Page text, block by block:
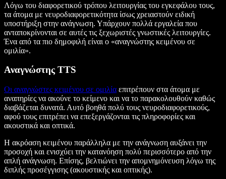
Λόγω του διαφορετικού τρόπου λειτουργίας του εγκεφάλου τους,
τα άτομα με νευροδιαφορετικότητα ίσως χρειαστούν ειδική
υποστήριξη στην ανάγνωση. Υπάρχουν πολλά εργαλεία που
ανταποκρίνονται σε αυτές τις ξεχωριστές γνωστικές λειτουργίες.
Ένα από τα πιο δημοφιλή είναι ο «αναγνώστης κειμένου σε
ομιλία».
Αναγνώστης TTS
Οι αναγνώστες κειμένου σε ομιλία επιτρέπουν στα άτομα με
αναπηρίες να ακούνε το κείμενο και να το παρακολουθούν καθώς
διαβάζεται δυνατά. Αυτό βοηθά πολύ τους νευροδιαφορετικούς,
αφού τους επιτρέπει να επεξεργάζονται τις πληροφορίες και
ακουστικά και οπτικά.
Η ακρόαση κειμένου παράλληλα με την ανάγνωση αυξάνει την
προσοχή και ενισχύει την κατανόηση πολύ περισσότερο από την
απλή ανάγνωση. Επίσης, βελτιώνει την απομνημόνευση λόγω της
διπλής προσέγγισης (ακουστικής και οπτικής).